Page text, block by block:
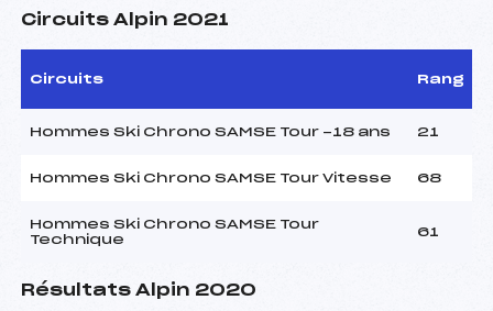
Circuits Alpin 2021
Circuits Rang
Hommes Ski Chrono SAMSE Tour -18 ans 21
Hommes Ski Chrono SAMSE Tour Vitesse 68
Hommes Ski Chrono SAMSE Tour
Technique
61
Résultats Alpin 2020